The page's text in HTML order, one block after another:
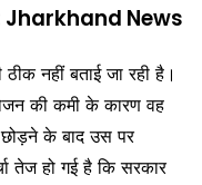
Jharkhand News
नहीं बताई जा रही है।
की कमी के कारण वह
के बाद उस पर
तेज हो गई है कि सरकार